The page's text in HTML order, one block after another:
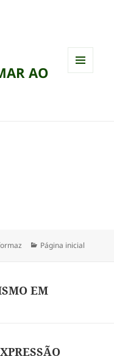
AO
Categorias
Página inicial
EM